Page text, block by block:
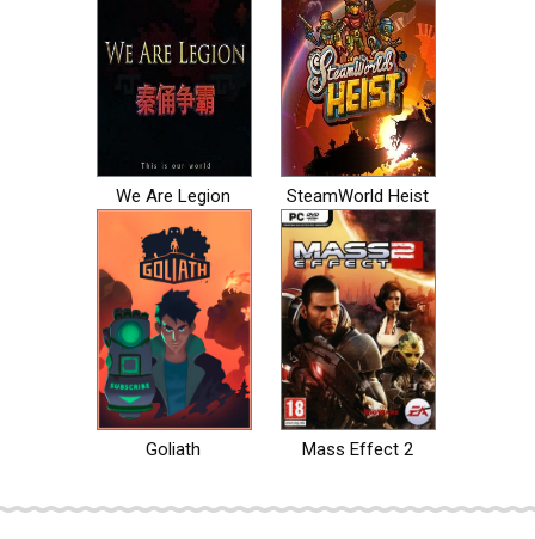
We Are Legion SteamWorld Heist
Goliath Mass Effect 2